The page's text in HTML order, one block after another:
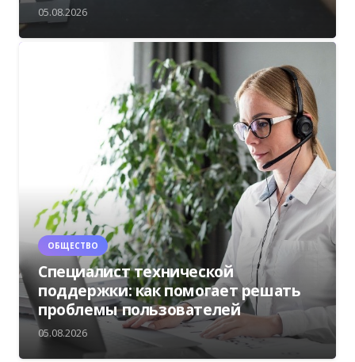
05.08.2026
ОБЩЕСТВО
Специалист технической
поддержки: как помогает решать
проблемы пользователей
05.08.2026